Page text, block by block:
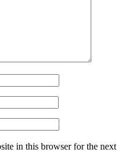
in this browser for the next